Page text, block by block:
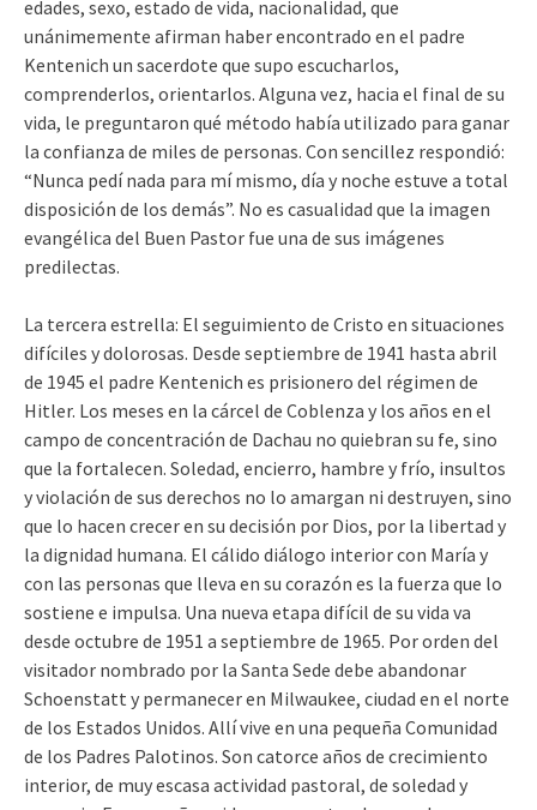
edades, sexo, estado de vida, nacionalidad, que
unánimemente afirman haber encontrado en el padre
Kentenich un sacerdote que supo escucharlos,
comprenderlos, orientarlos. Alguna vez, hacia el final de su
vida, le preguntaron qué método había utilizado para ganar
la confianza de miles de personas. Con sencillez respondió:
“Nunca pedí nada para mí mismo, día y noche estuve a total
disposición de los demás”. No es casualidad que la imagen
evangélica del Buen Pastor fue una de sus imágenes
predilectas.
La tercera estrella: El seguimiento de Cristo en situaciones
difíciles y dolorosas. Desde septiembre de 1941 hasta abril
de 1945 el padre Kentenich es prisionero del régimen de
Hitler. Los meses en la cárcel de Coblenza y los años en el
campo de concentración de Dachau no quiebran su fe, sino
que la fortalecen. Soledad, encierro, hambre y frío, insultos
y violación de sus derechos no lo amargan ni destruyen, sino
que lo hacen crecer en su decisión por Dios, por la libertad y
la dignidad humana. El cálido diálogo interior con María y
con las personas que lleva en su corazón es la fuerza que lo
sostiene e impulsa. Una nueva etapa difícil de su vida va
desde octubre de 1951 a septiembre de 1965. Por orden del
visitador nombrado por la Santa Sede debe abandonar
Schoenstatt y permanecer en Milwaukee, ciudad en el norte
de los Estados Unidos. Allí vive en una pequeña Comunidad
de los Padres Palotinos. Son catorce años de crecimiento
interior, de muy escasa actividad pastoral, de soledad y